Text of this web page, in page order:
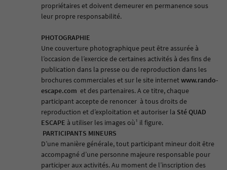
propriétaires et doivent demeurer en permanence sous
leur propre responsabilité.
PHOTOGRAPHIE
Une couverture photographique peut être assurée à
l’occasion de l’exercice de certaines activités à des fins de
publication dans la presse ou de reproduction dans les
brochures commerciales et sur le site internetwww.rando-
escape.com et des partenaires. A ce titre, chaque
participant accepte de renoncer à tous droits de
reproduction et d’exploitation et autoriser la StéQUAD
ESCAPE à utiliser les images où¹ il figure.
PARTICIPANTS MINEURS
D’une manière générale, tout participant mineur doit être
accompagné d’une personne majeure responsable pour
participer aux activités. Au moment de l’inscription des